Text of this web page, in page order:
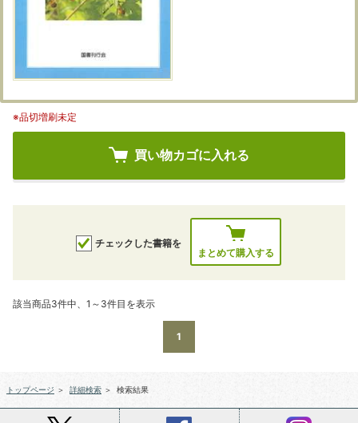
※品切増刷未定
買い物カゴに入れる
チェックした書籍を
まとめて購入する
該当商品3件中、1～3件目を表示
1
トップページ ＞ 詳細検索 ＞ 検索結果